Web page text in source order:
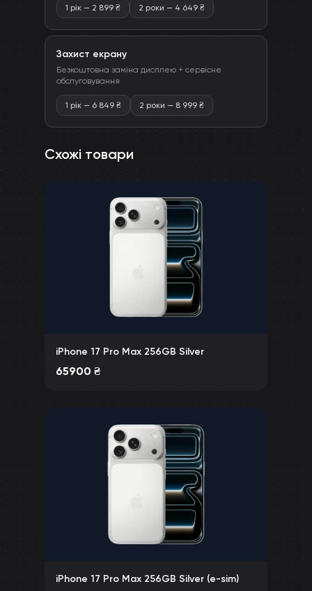
1 рік — 2 899 ₴ 2 роки — 4 649 ₴
Захист екрану
Безкоштовна заміна дисплею + сервісне
обслуговування
1 рік — 6 849 ₴ 2 роки — 8 999 ₴
Схожі товари
iPhone 17 Pro Max 256GB Silver
65900 ₴
iPhone 17 Pro Max 256GB Silver (e-sim)